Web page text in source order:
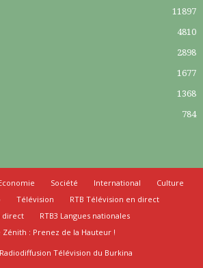
11897
4810
2898
1677
1368
784
Société International
Culture
Télévision
RTB Télévision en direct
direct
RTB3 Langues nationales
Zénith : Prenez de la Hauteur !
Télévision du Burkina